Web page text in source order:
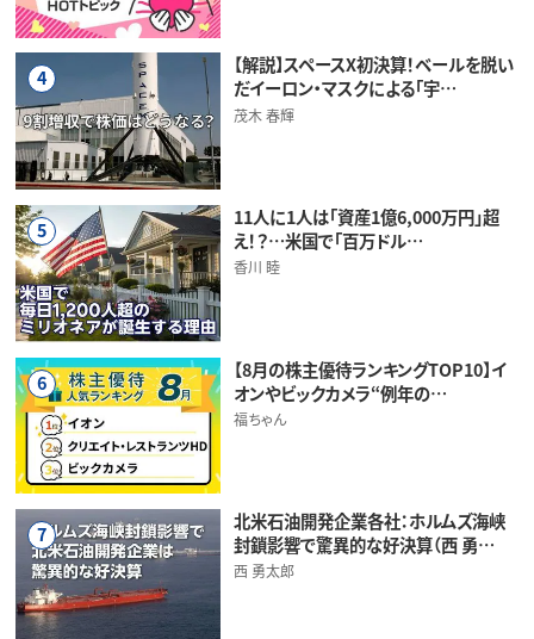
4
【解説】スペースX初決算！ベールを脱い
だイーロン・マスクによる「宇…
茂木 春輝
5
11人に1人は「資産1億6,000万円」超
え！？…米国で「百万ドル…
香川 睦
6
【8月の株主優待ランキングTOP10】イ
オンやビックカメラ“例年の…
福ちゃん
7
北米石油開発企業各社：ホルムズ海峡
封鎖影響で驚異的な好決算（西 勇…
西 勇太郎